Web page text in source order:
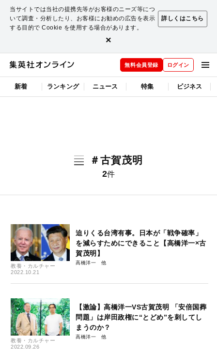
当サイトでは当社の提携先等がお客様のニーズ等につ
いて調査・分析したり、お客様にお勧めの広告を表示
する目的で Cookie を使用する場合があります。
詳しくはこちら
×
無料会員登録 ログイン
新着 ランキング ニュース 特集 ビジネス
＃古賀茂明
2件
教養・カルチャー
2022.10.21
迫りくる台湾有事。日本が「戦争確率」
を減らすためにできること【高橋洋一×古
賀茂明】
高橋洋一
教養・カルチャー
2022.09.26
【激論】高橋洋一VS古賀茂明 「安倍国葬
問題」は岸田政権に“とどめ”を刺してし
まうのか？
高橋洋一